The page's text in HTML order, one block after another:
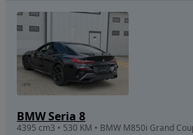
BMW Seria 8
4395 cm3 • 530 KM • BMW M850i Grand